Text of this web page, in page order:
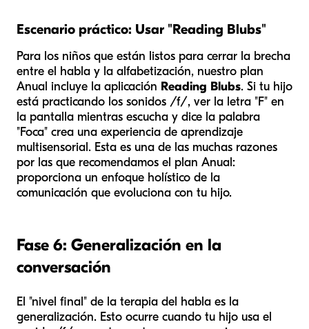
Escenario práctico: Usar "Reading Blubs"
Para los niños que están listos para cerrar la brecha
entre el habla y la alfabetización, nuestro plan
Anual incluye la aplicación Reading Blubs. Si tu hijo
está practicando los sonidos /f/, ver la letra "F" en
la pantalla mientras escucha y dice la palabra
"Foca" crea una experiencia de aprendizaje
multisensorial. Esta es una de las muchas razones
por las que recomendamos el plan Anual:
proporciona un enfoque holístico de la
comunicación que evoluciona con tu hijo.
Fase 6: Generalización en la
conversación
El "nivel final" de la terapia del habla es la
generalización. Esto ocurre cuando tu hijo usa el